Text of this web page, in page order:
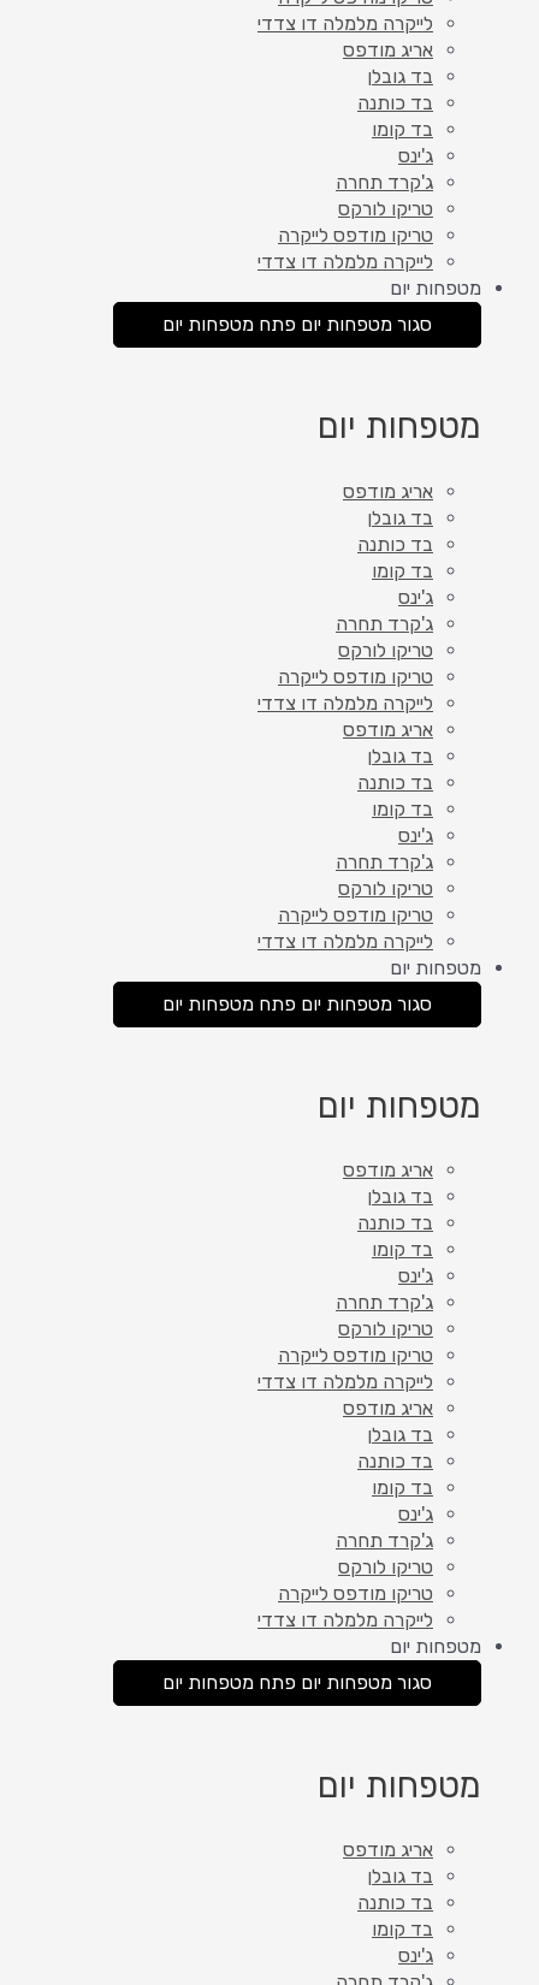
לייקרה מלמלה דו צדדי
אריג מודפס
בד גובלן
בד כותנה
בד קומו
ג'ינס
ג'קרד תחרה
טריקו לורקס
טריקו מודפס לייקרה
לייקרה מלמלה דו צדדי
מטפחות יום
סגור מטפחות יום פתח מטפחות יום
מטפחות יום
אריג מודפס
בד גובלן
בד כותנה
בד קומו
ג'ינס
ג'קרד תחרה
טריקו לורקס
טריקו מודפס לייקרה
לייקרה מלמלה דו צדדי
אריג מודפס
בד גובלן
בד כותנה
בד קומו
ג'ינס
ג'קרד תחרה
טריקו לורקס
טריקו מודפס לייקרה
לייקרה מלמלה דו צדדי
מטפחות יום
סגור מטפחות יום פתח מטפחות יום
מטפחות יום
אריג מודפס
בד גובלן
בד כותנה
בד קומו
ג'ינס
ג'קרד תחרה
טריקו לורקס
טריקו מודפס לייקרה
לייקרה מלמלה דו צדדי
אריג מודפס
בד גובלן
בד כותנה
בד קומו
ג'ינס
ג'קרד תחרה
טריקו לורקס
טריקו מודפס לייקרה
לייקרה מלמלה דו צדדי
מטפחות יום
סגור מטפחות יום פתח מטפחות יום
מטפחות יום
אריג מודפס
בד גובלן
בד כותנה
בד קומו
ג'ינס